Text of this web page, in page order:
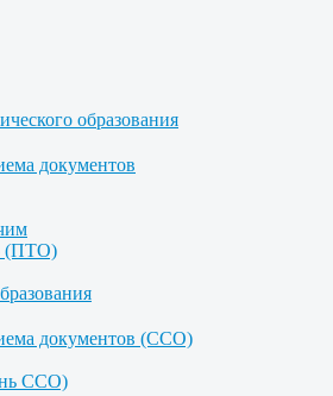
образования
документов
(ПТО)
документов (ССО)
ССО)